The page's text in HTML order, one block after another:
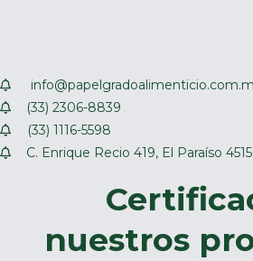
(33) 2306-8839
(33) 1116-5598
C. Enrique Recio 419, El Paraíso
nuestros